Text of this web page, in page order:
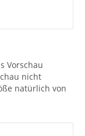
Vorschau
nicht
natürlich von